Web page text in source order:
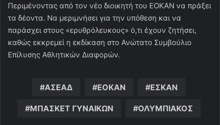
Περιμένοντας από τον νέο διοικητή του ΕΟΚΑΝ να πράξει
τα δέοντα. Να μεριμνήσει για την υπόθεση και να
παράσχει στους «ερυθρόλευκους» ό,τι έχουν ζητήσει,
καθώς εκκρεμεί η εκδίκαση στο Ανώτατο Συμβούλιο
Επίλυσης Αθλητικών Διαφορών.
ΑΣΕΑΔ ΕΟΚΑΝ ΕΣΚΑΝ
ΜΠΑΣΚΕΤ ΓΥΝΑΙΚΩΝ ΟΛΥΜΠΙΑΚΟΣ